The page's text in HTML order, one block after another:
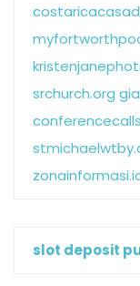
srchurch.org
slot deposit